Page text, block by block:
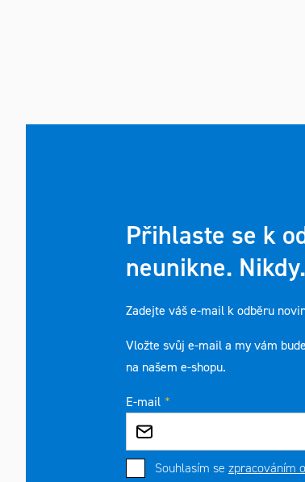
Přihlaste se k
neunikne. Nikdy.
Zadejte váš e-mail k odběru
Vložte svůj e-mail a my vám
na našem e-shopu.
E-mail
Souhlasím se zpracováním